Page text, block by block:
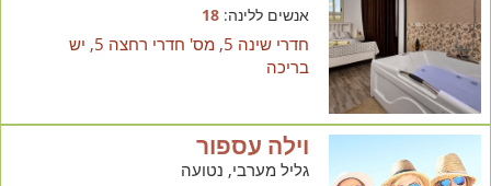
אנשים ללינה:18
חדרי שינה 5, מס' חדרי רחצה 5, יש
בריכה
וילה עספור
גליל מערבי, נטועה